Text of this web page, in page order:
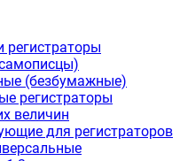
регистраторы
(безбумажные)
регистраторы
величин
для регистраторов